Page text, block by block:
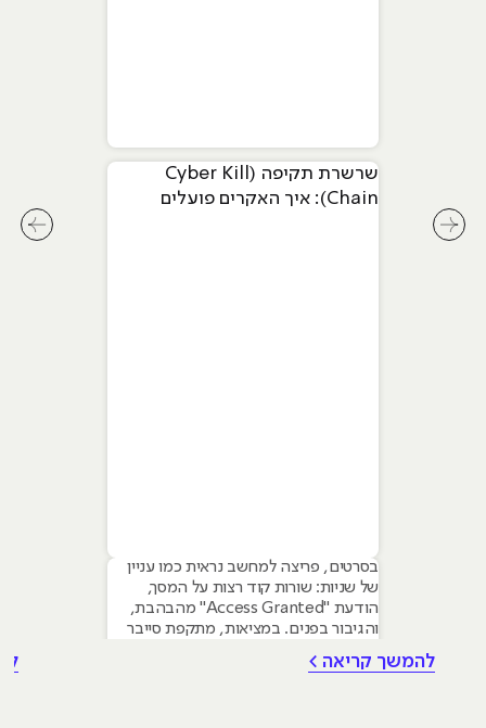
שרשרת תקיפה (Cyber Kill
Chain): איך האקרים פועלים
בסרטים, פריצה למחשב נראית כמו עניין
של שניות: שורות קוד רצות על המסך,
הודעת "Access Granted" מהבהבת,
והגיבור בפנים. במציאות, מתקפת סייבר
כדי להבין איך לעצור את התוקף, אנשי
להמשך קריאה >
לחץ לחץ לשיקופית קודמת בסליידר מאמרים